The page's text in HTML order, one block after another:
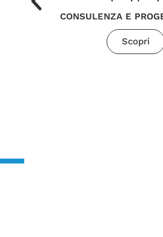
CONSULENZA E
Scopri